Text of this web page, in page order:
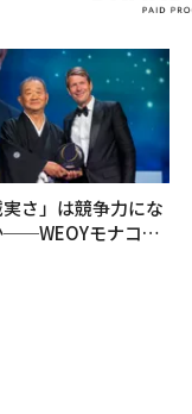
実さ」は競争力にな
──WEOYモナコで